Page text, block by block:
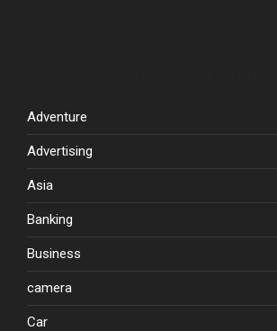
Adventure
Advertising
Asia
Banking
Business
camera
Car